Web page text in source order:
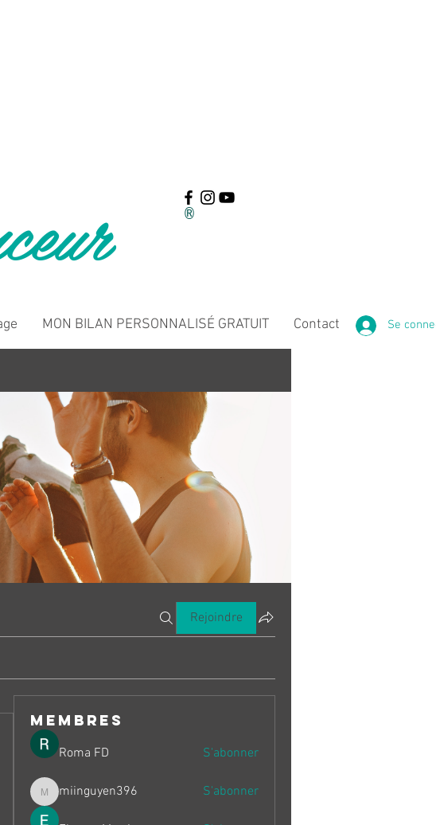
®
MON BILAN PERSONNALISÉ GRATUIT Contact Se
Rejoindre
membres
Roma FD S'abonner
miinguyen396
miinguyen396 S'abonner